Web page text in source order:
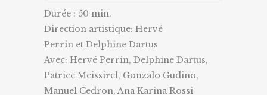
Durée : 50 min.
Direction artistique: Hervé
Perrin et Delphine Dartus
Avec: Hervé Perrin, Delphine Dartus,
Patrice Meissirel, Gonzalo Gudino,
Manuel Cedron, Ana Karina Rossi